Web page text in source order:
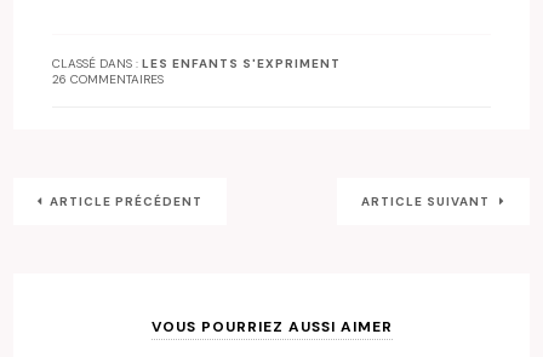
CLASSÉ DANS :LES ENFANTS S'EXPRIMENT
26 COMMENTAIRES
ARTICLE PRÉCÉDENT ARTICLE SUIVANT
VOUS POURRIEZ AUSSI AIMER